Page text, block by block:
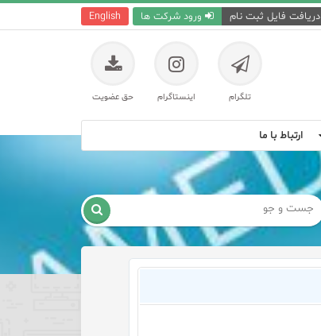
English ورود شرکت ها دریافت فایل ثبت نام
تلگرام اینستاگرام حق عضویت
ارتباط با ما
